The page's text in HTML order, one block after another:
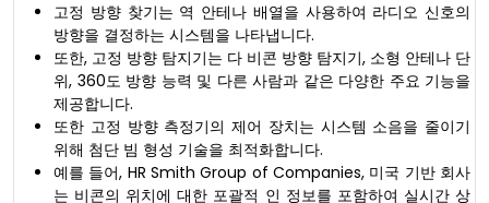
고정 방향 찾기는 역 안테나 배열을 사용하여 라디오 신호의
방향을 결정하는 시스템을 나타냅니다.
또한, 고정 방향 탐지기는 다 비콘 방향 탐지기, 소형 안테나 단
위, 360도 방향 능력 및 다른 사람과 같은 다양한 주요 기능을
제공합니다.
또한 고정 방향 측정기의 제어 장치는 시스템 소음을 줄이기
위해 첨단 빔 형성 기술을 최적화합니다.
예를 들어, HR Smith Group of Companies, 미국 기반 회사
는 비콘의 위치에 대한 포괄적 인 정보를 포함하여 실시간 상